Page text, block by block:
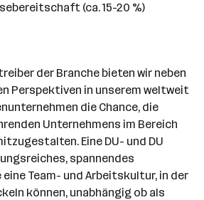
(ca. 15-20 %)
der Branche bieten wir neben
Perspektiven in unserem weltweit
die Chance, die
Unternehmens im Bereich
Eine DU- und DU
spannendes
Team- und Arbeitskultur, in der
können, unabhängig ob als